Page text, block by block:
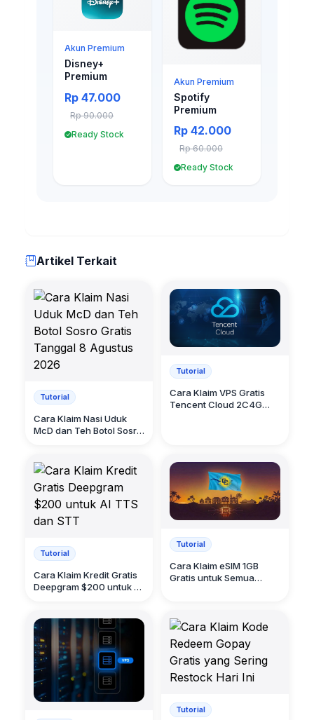
Akun Premium
Disney+
Premium
Rp 47.000
Rp 90.000
Ready Stock
Akun Premium
Spotify
Premium
Rp 42.000
Rp 60.000
Ready Stock
Artikel Terkait
Tutorial
Cara Klaim Nasi Uduk
McD dan Teh Botol Sosro
Tutorial
Cara Klaim VPS Gratis
Tencent Cloud 2C4G
Tutorial
Cara Klaim Kredit Gratis
Deepgram $200 untuk AI
Tutorial
Cara Klaim eSIM 1GB
Gratis untuk Semua
Tutorial